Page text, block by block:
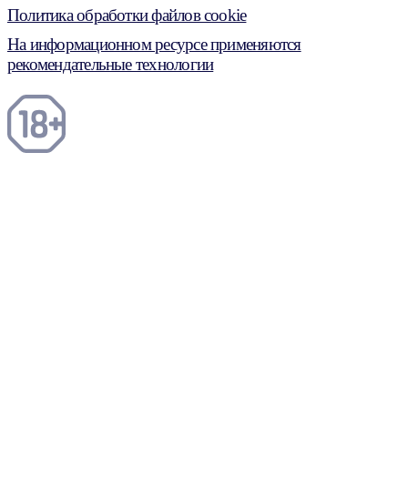
Политика обработки файлов cookie
На информационном ресурсе применяются
рекомендательные технологии